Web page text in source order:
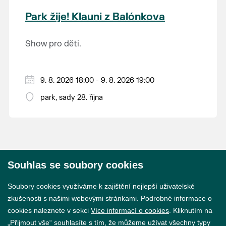
krajina na světě, která je zapsána na Seznam
světového přírodního a kulturního dědictví
Park žije! Klauni z Balónkova
Show pro děti.
9. 8. 2026 18:00 - 9. 8. 2026 19:00
park, sady 28. října
Souhlas se soubory cookies
Soubory cookies využíváme k zajištění nejlepší uživatelské
zkušenosti s našimi webovými stránkami. Podrobné informace o
cookies naleznete v sekci Více informací o cookies . Kliknutím na
„Přijmout vše“ souhlasíte s tím, že můžeme užívat všechny typy